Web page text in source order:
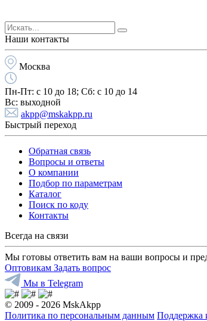
Наши контакты
Москва
Пн-Пт: с 10 до 18; Cб: с 10 до 14
Вс: выходной
akpp@mskakpp.ru
Быстрый переход
Обратная связь
Вопросы и ответы
О компании
Подбор по параметрам
Каталог
Поиск по коду
Контакты
Всегда на связи
Мы готовы ответить вам на ваши вопросы и
Оптовикам Задать вопрос
Мы в Telegram
© 2009 - 2026 MskAkpp
Политика по персональным данным Поддержка